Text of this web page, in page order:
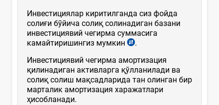
Инвестициялар киритилганда сиз фойда
солиғи бўйича солиқ солинадиган базани
инвестициявий чегирма суммасига
камайтиришингиз мумкин
.
Инвестициявий чегирма амортизация
қилинадиган активларга қўлланилади ва
солиқ солиш мақсадларида тан олинган бир
марталик амортизация харажатлари
ҳисобланади.